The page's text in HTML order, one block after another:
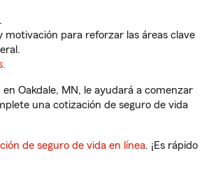
motivación para reforzar las áreas clave
Oakdale, MN, le ayudará a comenzar
una cotización de seguro de vida
de seguro de vida en línea. ¡Es rápido